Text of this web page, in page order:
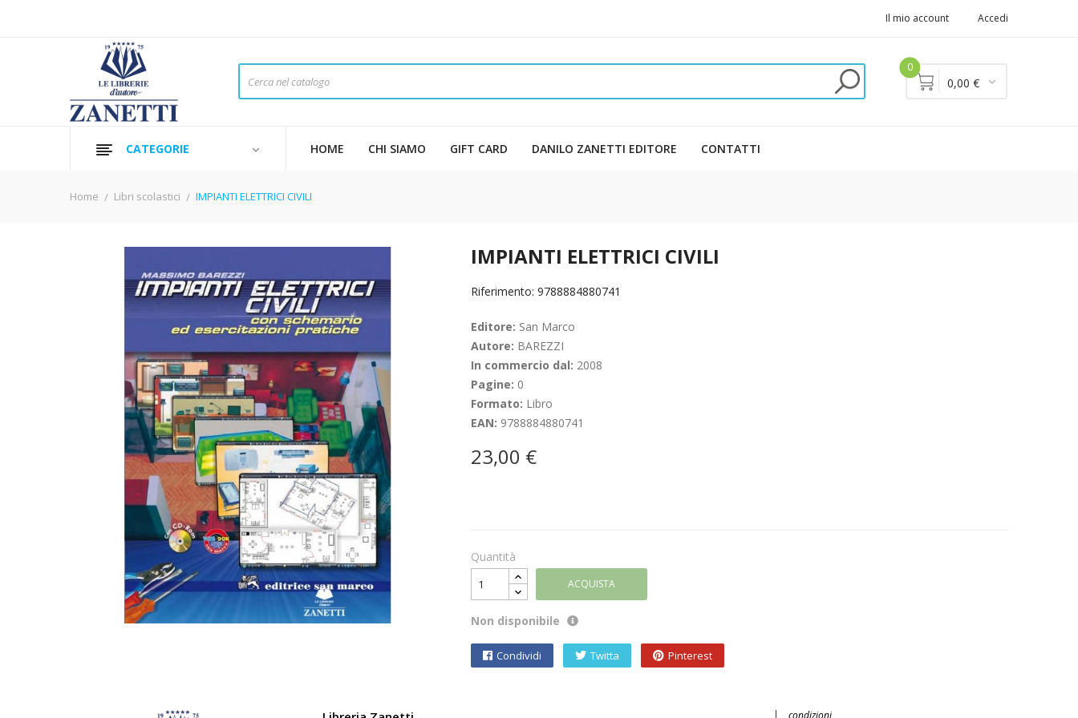
Il mio account Accedi
0
0,00 €
CATEGORIE HOME CHI SIAMO GIFT CARD DANILO ZANETTI EDITORE CONTATTI
Home Libri scolastici IMPIANTI ELETTRICI CIVILI
IMPIANTI ELETTRICI CIVILI
Riferimento: 9788884880741
Editore: San Marco
Autore: BAREZZI
In commercio dal: 2008
Pagine: 0
Formato: Libro
EAN: 9788884880741
23,00 €
Quantità
ACQUISTA
Non disponibile
Condividi Twitta Pinterest
condizioni